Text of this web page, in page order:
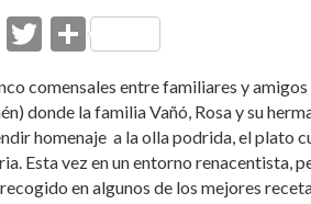
F
o
T
itt
er
C
m
p
ar
comensales entre familiares y
donde la familia Vañó, Rosa y su
homenaje a la olla podrida, el plato
Esta vez en un entorno renacentista,
en algunos de los mejores